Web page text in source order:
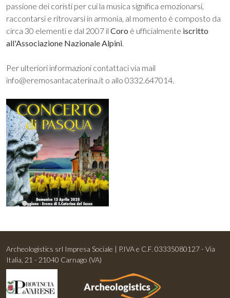
passione dei coristi per cui la musica significa emozionarsi,
raccontarsi e ritrovarsi in armonia, al momento è composto da
circa 30 elementi e dal 2007 il Coro è ufficialmente iscritto
all'Associazione Nazionale Alpini.
Per ulteriori informazioni contattaci via mail
info@eremosantacaterina.it o allo 0332.647014.
Archeologistics srl Impresa Sociale | P.IVA e C.F. 03335080127 - Via
Italia, 21 - 21040 Carnago (VA)